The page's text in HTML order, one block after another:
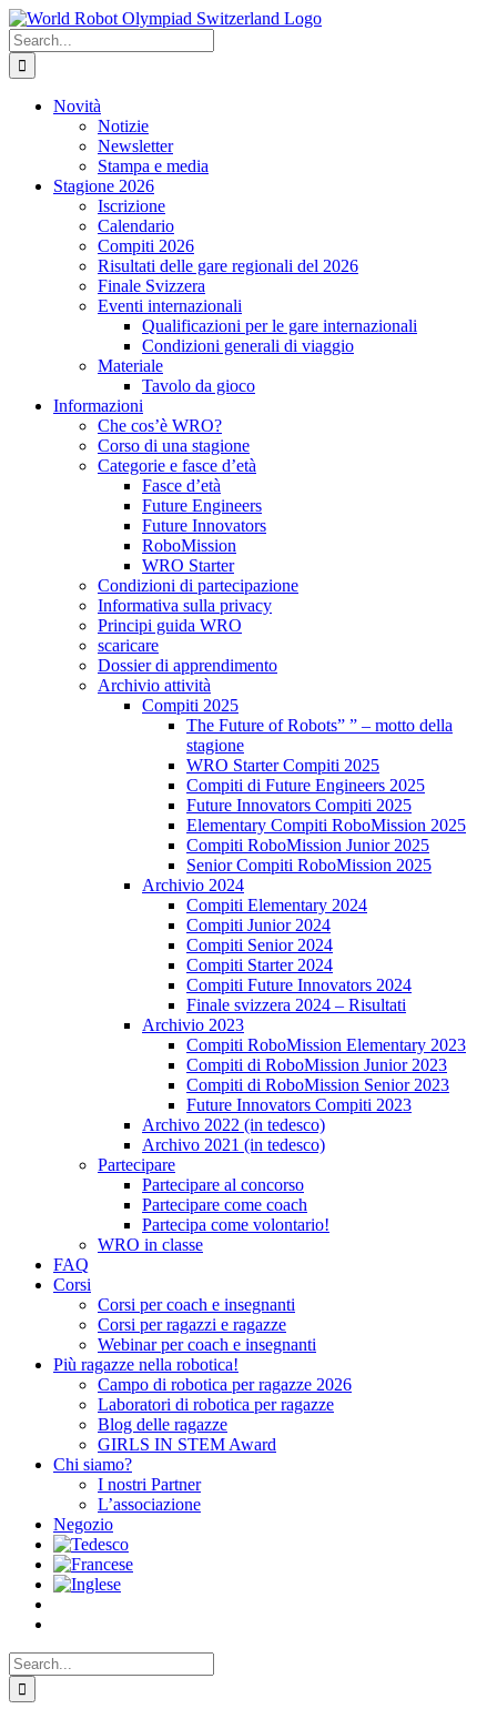
Skip
to
content
Search
for:
Novità
Notizie
Newsletter
Stampa e media
Stagione 2026
Iscrizione
Calendario
Compiti 2026
Risultati delle gare regionali del 2026
Finale Svizzera
Eventi internazionali
Qualificazioni per le gare internazionali
Condizioni generali di viaggio
Materiale
Tavolo da gioco
Informazioni
Che cos’è WRO?
Corso di una stagione
Categorie e fasce d’età
Fasce d’età
Future Engineers
Future Innovators
RoboMission
WRO Starter
Condizioni di partecipazione
Informativa sulla privacy
Principi guida WRO
scaricare
Dossier di apprendimento
Archivio attività
Compiti 2025
The Future of Robots” ” – motto della
stagione
WRO Starter Compiti 2025
Compiti di Future Engineers 2025
Future Innovators Compiti 2025
Elementary Compiti RoboMission 2025
Compiti RoboMission Junior 2025
Senior Compiti RoboMission 2025
Archivio 2024
Compiti Elementary 2024
Compiti Junior 2024
Compiti Senior 2024
Compiti Starter 2024
Compiti Future Innovators 2024
Finale svizzera 2024 – Risultati
Archivio 2023
Compiti RoboMission Elementary 2023
Compiti di RoboMission Junior 2023
Compiti di RoboMission Senior 2023
Future Innovators Compiti 2023
Archivo 2022 (in tedesco)
Archivo 2021 (in tedesco)
Partecipare
Partecipare al concorso
Partecipare come coach
Partecipa come volontario!
WRO in classe
FAQ
Corsi
Corsi per coach e insegnanti
Corsi per ragazzi e ragazze
Webinar per coach e insegnanti
Più ragazze nella robotica!
Campo di robotica per ragazze 2026
Laboratori di robotica per ragazze
Blog delle ragazze
GIRLS IN STEM Award
Chi siamo?
I nostri Partner
L’associazione
Negozio
Search
for: